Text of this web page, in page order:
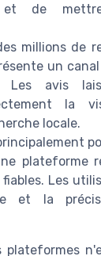
et de
millions de
un
Les avis
la
locale.
plateforme
Les
et la